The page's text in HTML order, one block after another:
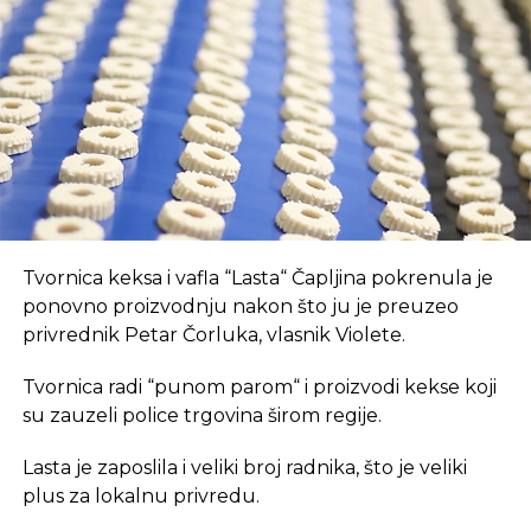
opremljen prostor, što je ključan preduvjet za
suvremeni način rada.
REKLAMA
U coworking prostoru, radnici su okruženi sličnim
profesionalcima, što potiče produktivnost i radnu
atmosferu koju je teško postići u kućnom
Dodatna prednost coworkinga je umrežavanje i
prostoru omogućava razmjenu ideja, kontakata i
suradnji, čime coworking prostor postaje inkubator
Tvornica keksa i vafla “Lasta“ Čapljina pokrenula je
ponovno proizvodnju nakon što ju je preuzeo
privrednik Petar Čorluka, vlasnik Violete.
Tvornica radi “punom parom“ i proizvodi kekse koji
su zauzeli police trgovina širom regije.
Lasta je zaposlila i veliki broj radnika, što je veliki
plus za lokalnu privredu.